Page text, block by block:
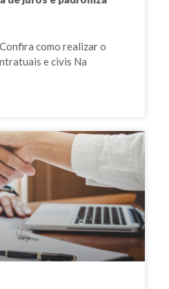
como realizar o
e civis Na